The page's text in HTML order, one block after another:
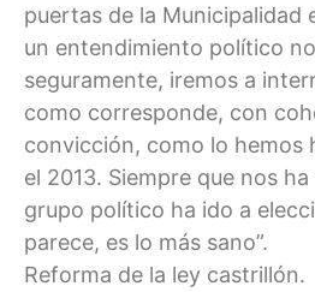
puertas de la Municipalidad
un entendimiento político
seguramente, iremos a
como corresponde, con
convicción, como lo hemos
el 2013. Siempre que nos
grupo político ha ido a
parece, es lo más sano”.
Reforma de la ley castrillón.